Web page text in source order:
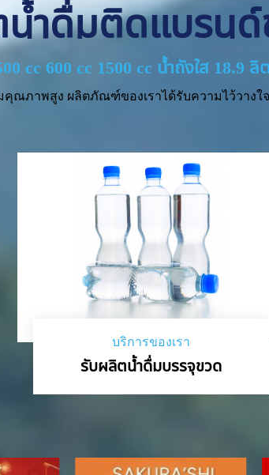
ำดื่มติดแบรน
cc 600 cc 1500 cc น้ำถังใส 18.9
ณภาพสูง ผลิตภัณฑ์ของเราได้รับความไว้วาง
บริการของเรา
รับผลิตน้ำดื่มบรรจุขวด